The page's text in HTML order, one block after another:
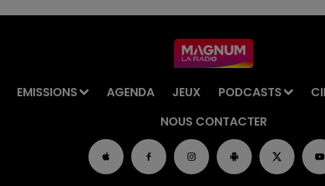
EMISSIONS AGENDA JEUX PODCASTS
NOUS CONTACTER